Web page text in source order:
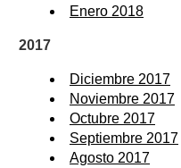
Enero 2018
2017
Diciembre 2017
Noviembre 2017
Octubre 2017
Septiembre 2017
Agosto 2017